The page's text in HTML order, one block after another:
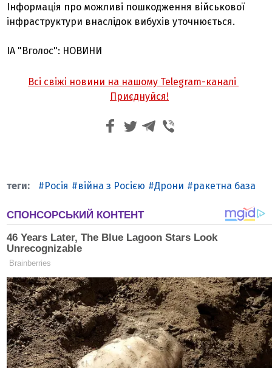
Інформація про можливі пошкодження військової
інфраструктури внаслідок вибухів уточнюється.
ІА "Вголос": НОВИНИ
Всі свіжі новини на нашому Telegram-каналі
Приєднуйся!
Росія війна з Росією Дрони ракетна база